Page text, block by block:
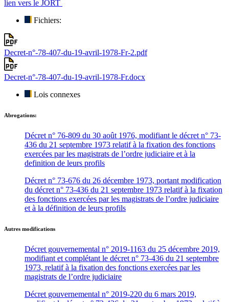
lien vers le JORT
Fichiers:
Decret-n°-78-407-du-19-avril-1978-Fr-2.pdf
Decret-n°-78-407-du-19-avril-1978-Fr.docx
Lois connexes
Abrogations:
Décret n° 76-809 du 30 août 1976, modifiant le décret n° 73-
436 du 21 septembre 1973 relatif à la fixation des fonctions
exercées par les magistrats de l’ordre judiciaire et à la
definition de leurs profils
Décret n° 73-676 du 26 décembre 1973, portant modification
du décret n° 73-436 du 21 septembre 1973 relatif à la fixation
des fonctions exercées par les magistrats de l’ordre judiciaire
et à la définition de leurs profils
Autres modifications
Décret gouvernemental n° 2019-1163 du 25 décembre 2019,
modifiant et complétant le décret n° 73-436 du 21 septembre
1973, relatif à la fixation des fonctions exercées par les
magistrats de l’ordre judiciaire
Décret gouvernemental n° 2019-220 du 6 mars 2019,